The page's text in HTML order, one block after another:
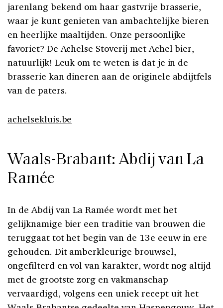
jarenlang bekend om haar gastvrije brasserie,
waar je kunt genieten van ambachtelijke bieren
en heerlijke maaltijden. Onze persoonlijke
favoriet? De Achelse Stoverij met Achel bier,
natuurlijk! Leuk om te weten is dat je in de
brasserie kan dineren aan de originele abdijtfels
van de paters.
achelsekluis.be
Waals-Brabant: Abdij van La
Ramée
In de Abdij van La Ramée wordt met het
gelijknamige bier een traditie van brouwen die
teruggaat tot het begin van de 13e eeuw in ere
gehouden. Dit amberkleurige brouwsel,
ongefilterd en vol van karakter, wordt nog altijd
met de grootste zorg en vakmanschap
vervaardigd, volgens een uniek recept uit het